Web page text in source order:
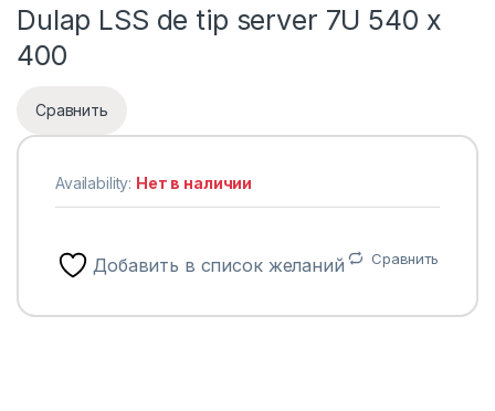
Dulap LSS de tip server 7U 540 x
400
Сравнить
Availability: Нет в наличии
Добавить в список желаний Сравнить